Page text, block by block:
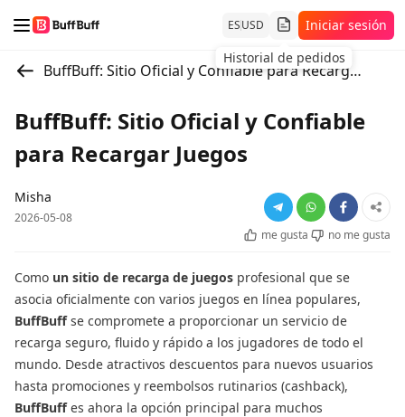
ESUSD
Historial de pedidos
Iniciar sesión
BuffBuff: Sitio Oficial y Confiable para Recargar Juegos
BuffBuff: Sitio Oficial y Confiable
para Recargar Juegos
Misha
2026-05-08
me gusta
no me gusta
Como un sitio de recarga de juegos profesional que se
asocia oficialmente con varios juegos en línea populares,
BuffBuffse compromete a proporcionar un servicio de
recarga seguro, fluido y rápido a los jugadores de todo el
mundo. Desde atractivos descuentos para nuevos usuarios
hasta promociones y reembolsos rutinarios (cashback),
BuffBuffes ahora la opción principal para muchos